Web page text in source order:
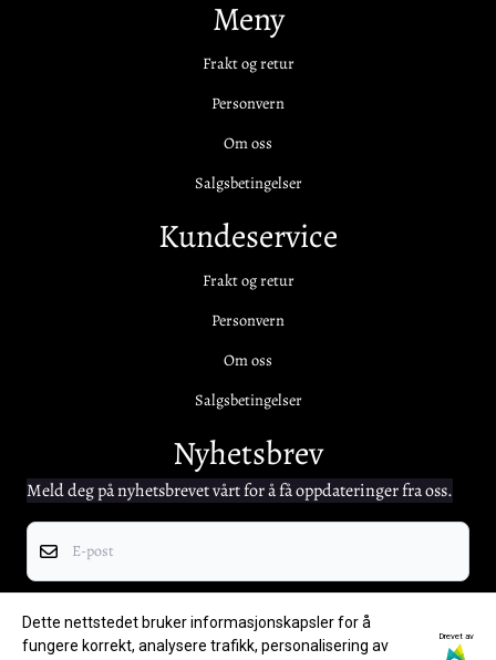
Meny
Frakt og retur
Personvern
Om oss
Salgsbetingelser
Kundeservice
Frakt og retur
Personvern
Om oss
Salgsbetingelser
Nyhetsbrev
Meld deg på nyhetsbrevet vårt for å få oppdateringer fra oss.
Registrer deg
Dette nettstedet bruker informasjonskapsler for å
fungere korrekt, analysere trafikk, personalisering av
Drevet av